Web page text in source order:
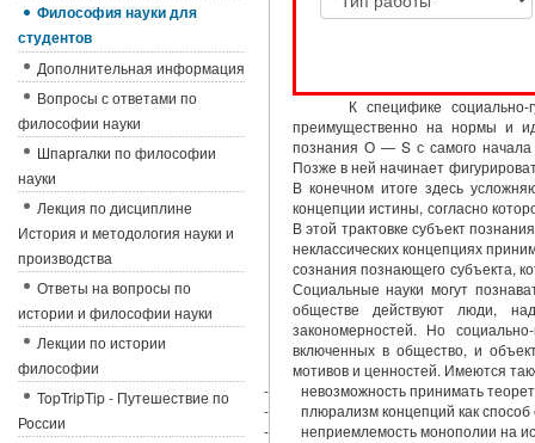
К специфике социально-
преимущественно на нормы и
познания О — S с самого начала
Позже в ней начинает
В конечном итоге здесь
концепции истины, согласно
В этой трактовке субъект
неклассических концепциях
сознания познающего субъекта,
Социальные науки могут
обществе действуют люди,
закономерностей. Но
включенных в общество, и
мотивов и ценностей. Имеются
- невозможность принимать
- плюрализм концепций как способ
- неприемлемость монополии на
Философия науки для
студентов
Дополнительная информация
Вопросы с ответами по
философии науки
Шпаргалки по философии
науки
Лекция по дисциплине
История и методология науки и
производства
Ответы на вопросы по
истории и философии науки
Лекции по истории
философии
TopTripTip - Путешествие по
России